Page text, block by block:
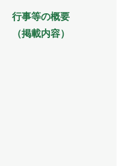
行事等の概要
（掲載内容）